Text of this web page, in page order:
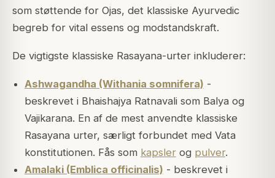
som støttende for Ojas, det klassiske Ayurvedic
begreb for vital essens og modstandskraft.
De vigtigste klassiske Rasayana-urter inkluderer:
Ashwagandha (Withania somnifera) -
beskrevet i Bhaishajya Ratnavali som Balya og
Vajikarana. En af de mest anvendte klassiske
Rasayana urter, særligt forbundet med Vata
konstitutionen. Fås som kapslerog pulver.
Amalaki (Emblica officinalis) - beskrevet i